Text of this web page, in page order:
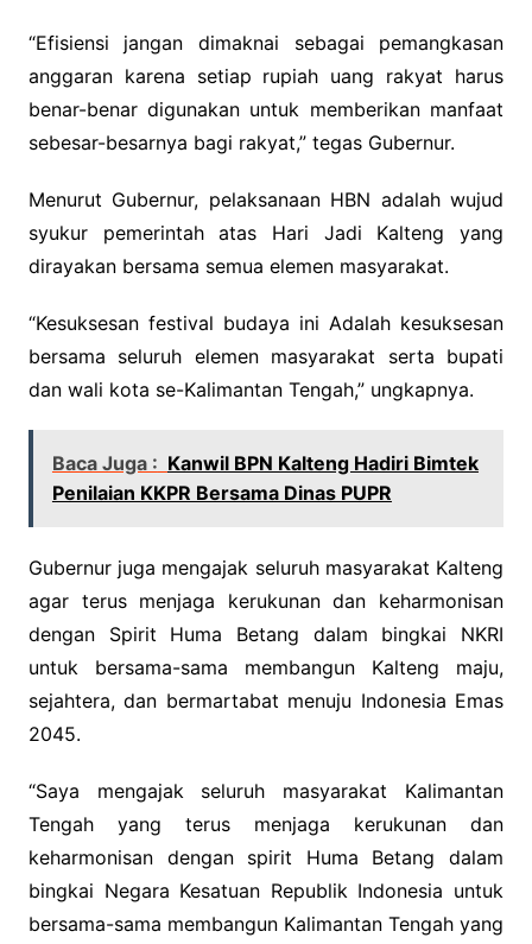
“Efisiensi jangan dimaknai sebagai pemangkasan
anggaran karena setiap rupiah uang rakyat harus
benar-benar digunakan untuk memberikan manfaat
sebesar-besarnya bagi rakyat,” tegas Gubernur.
Menurut Gubernur, pelaksanaan HBN adalah wujud
syukur pemerintah atas Hari Jadi Kalteng yang
dirayakan bersama semua elemen masyarakat.
“Kesuksesan festival budaya ini Adalah kesuksesan
bersama seluruh elemen masyarakat serta bupati
dan wali kota se-Kalimantan Tengah,” ungkapnya.
Baca Juga : Kanwil BPN Kalteng Hadiri Bimtek
Penilaian KKPR Bersama Dinas PUPR
Gubernur juga mengajak seluruh masyarakat Kalteng
agar terus menjaga kerukunan dan keharmonisan
dengan Spirit Huma Betang dalam bingkai NKRI
untuk bersama-sama membangun Kalteng maju,
sejahtera, dan bermartabat menuju Indonesia Emas
2045.
“Saya mengajak seluruh masyarakat Kalimantan
Tengah yang terus menjaga kerukunan dan
keharmonisan dengan spirit Huma Betang dalam
bingkai Negara Kesatuan Republik Indonesia untuk
bersama-sama membangun Kalimantan Tengah yang